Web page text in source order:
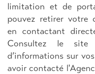
limitation et de
pouvez retirer votre
en contactant
Consultez le site
d’informations sur
avoir contacté